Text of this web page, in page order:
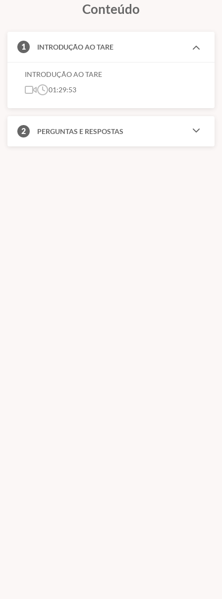
Conteúdo
1 INTRODUÇÃO AO TARE
INTRODUÇÃO AO TARE
01:29:53
2 PERGUNTAS E RESPOSTAS